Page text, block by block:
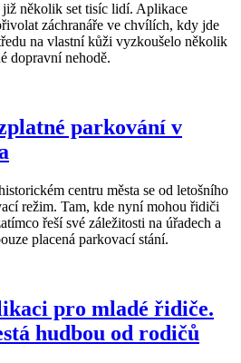
několik set tisíc lidí. Aplikace
záchranáře ve chvílích, kdy jde
na vlastní kůži vyzkoušelo několik
dopravní nehodě.
parkování v
centru města se od letošního
režim. Tam, kde nyní mohou řidiči
řeší své záležitosti na úřadech a
placená parkovací stání.
pro mladé řidiče.
hudbou od rodičů